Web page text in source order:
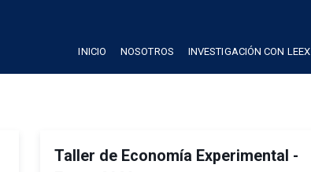
INICIO NOSOTROS INVESTIGACIÓN CON LEEX
Taller de Economía Experimental -